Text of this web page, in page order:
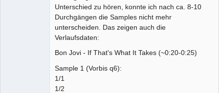
Unterschied zu hören, konnte ich nach ca. 8-10
Durchgängen die Samples nicht mehr
unterscheiden. Das zeigen auch die
Verlaufsdaten:
Bon Jovi - If That's What It Takes (~0:20-0:25)
Sample 1 (Vorbis q6):
1/1
1/2